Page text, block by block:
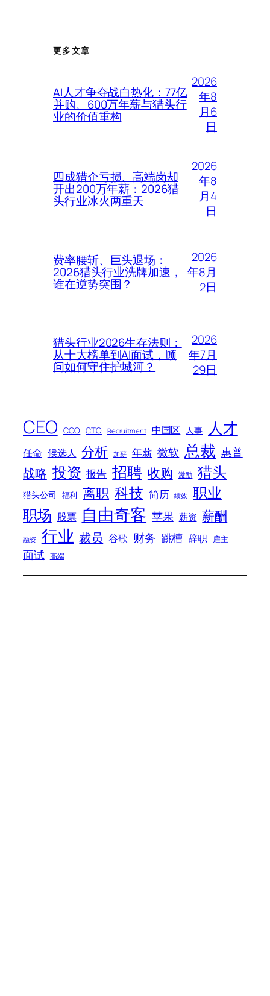
更多文章
AI人才争夺战白热化：77亿
并购、600万年薪与猎头行
业的价值重构
2026
年8
月6
日
四成猎企亏损、高端岗却
开出200万年薪：2026猎
头行业冰火两重天
2026
年8
月4
日
费率腰斩、巨头退场：
2026猎头行业洗牌加速，
谁在逆势突围？
2026
年8月
2日
猎头行业2026生存法则：
从十大榜单到AI面试，顾
问如何守住护城河？
2026
年7月
29日
CEO COO CTO Recruitment 中国区 人事 人才
任命 候选人 分析 加薪 年薪 微软 总裁 惠普
战略 投资 报告 招聘 收购 激励 猎头
猎头公司 福利 离职 科技 简历 绩效 职业
职场 股票 自由奇客 苹果 薪资 薪酬
融资 行业 裁员 谷歌 财务 跳槽 辞职 雇主
面试 高端